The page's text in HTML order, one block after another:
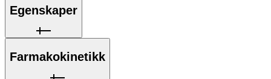
Egenskaper
Farmakokinetikk